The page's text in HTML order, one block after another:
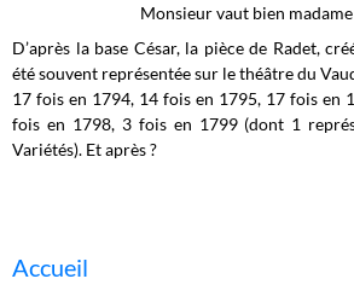
Monsieur vaut bien
D’après la base César, la pièce de Radet,
été souvent représentée sur le théâtre du
17 fois en 1794, 14 fois en 1795, 17 fois en
fois en 1798, 3 fois en 1799 (dont 1
Variétés). Et après ?
Accueil